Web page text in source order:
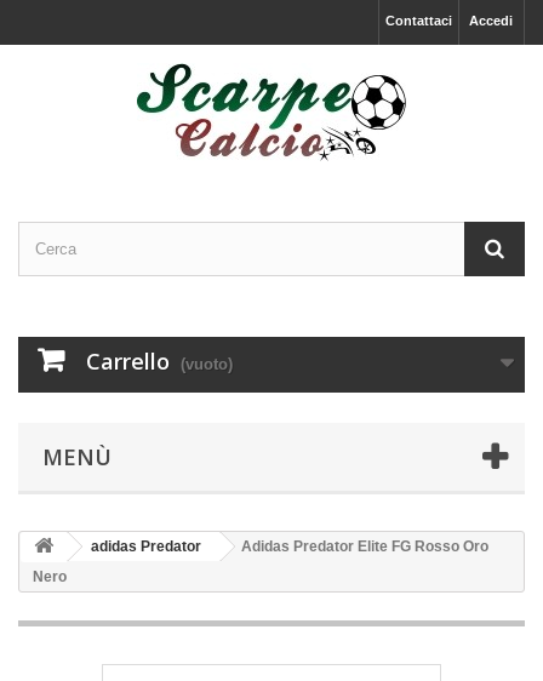
Accedi
Contattaci
Carrello (vuoto)
MENÙ
adidas Predator
Adidas Predator Elite FG Rosso Oro
Nero